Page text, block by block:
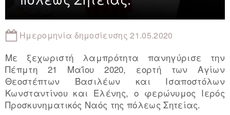
Ημερομηνία δημοσίευσης 21.05.2020
Με ξεχωριστή λαμπρότητα πανηγύρισε την
Πέπμτη 21 Μαΐου 2020, εορτή των Αγίων
Θεοστέπτων Βασιλέων και Ισαποστόλων
Κωνσταντίνου και Ελένης, ο φερώνυμος Ιερός
Προσκυνηματικός Ναός της πόλεως Σητείας.